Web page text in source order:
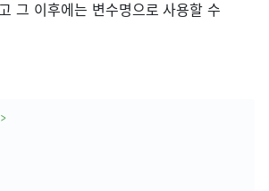
그 이후에는 변수명으로 사용할 수